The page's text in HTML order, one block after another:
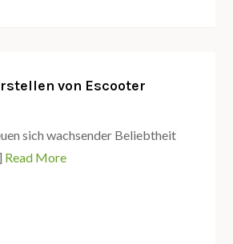
von Escooter
sich wachsender Beliebtheit
Read More